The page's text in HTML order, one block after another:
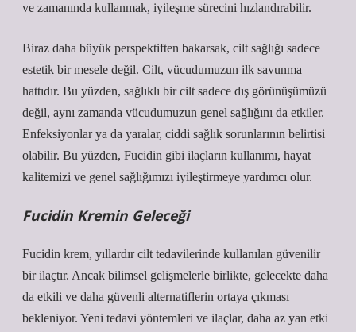
ve zamanında kullanmak, iyileşme sürecini hızlandırabilir.
Biraz daha büyük perspektiften bakarsak, cilt sağlığı sadece
estetik bir mesele değil. Cilt, vücudumuzun ilk savunma
hattıdır. Bu yüzden, sağlıklı bir cilt sadece dış görünüşümüzü
değil, aynı zamanda vücudumuzun genel sağlığını da etkiler.
Enfeksiyonlar ya da yaralar, ciddi sağlık sorunlarının belirtisi
olabilir. Bu yüzden, Fucidin gibi ilaçların kullanımı, hayat
kalitemizi ve genel sağlığımızı iyileştirmeye yardımcı olur.
Fucidin Kremin Geleceği
Fucidin krem, yıllardır cilt tedavilerinde kullanılan güvenilir
bir ilaçtır. Ancak bilimsel gelişmelerle birlikte, gelecekte daha
da etkili ve daha güvenli alternatiflerin ortaya çıkması
bekleniyor. Yeni tedavi yöntemleri ve ilaçlar, daha az yan etki